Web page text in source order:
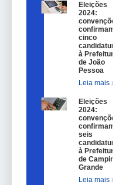
Eleições
2024:
convenções
confirmam
cinco
candidaturas
à Prefeitura
de João
Pessoa
Leia mais »
Eleições
2024:
convenções
confirmam
seis
candidaturas
à Prefeitura
de Campina
Grande
Leia mais »